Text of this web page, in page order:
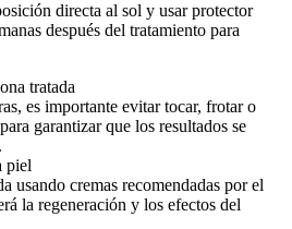
directa al sol y usar protector
después del tratamiento para
tratada
es importante evitar tocar, frotar o
garantizar que los resultados se
piel
usando cremas recomendadas por el
la regeneración y los efectos del